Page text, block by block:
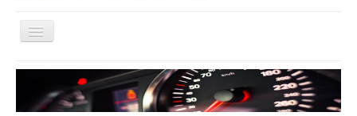
Toggle
Navigation
www.auto-preisliste.de-Auto – Neupreis ermitteln einfach